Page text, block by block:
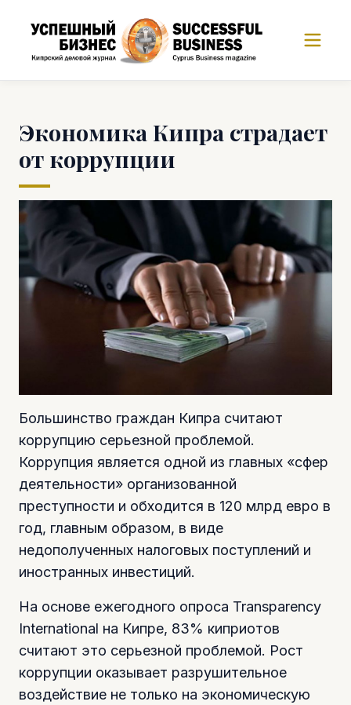
Экономика Кипра страдает
от коррупции
Большинство граждан Кипра считают
коррупцию серьезной проблемой.
Коррупция является одной из главных «сфер
деятельности» организованной
преступности и обходится в 120 млрд евро в
год, главным образом, в виде
недополученных налоговых поступлений и
иностранных инвестиций.
На основе ежегодного опроса Transparency
International на Кипре, 83% киприотов
считают это серьезной проблемой. Рост
коррупции оказывает разрушительное
воздействие не только на экономическую